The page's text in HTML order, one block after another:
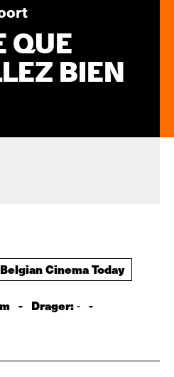
QUE
BIEN
Belgian Cinema Today
- Drager:- -